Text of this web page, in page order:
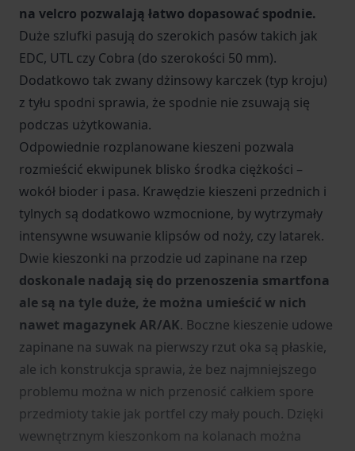
na velcro pozwalają łatwo dopasować spodnie.
Duże szlufki pasują do szerokich pasów takich jak
EDC, UTL czy Cobra (do szerokości 50 mm).
Dodatkowo tak zwany dżinsowy karczek (typ kroju)
z tyłu spodni sprawia, że spodnie nie zsuwają się
podczas użytkowania.
Odpowiednie rozplanowane kieszeni pozwala
rozmieścić ekwipunek blisko środka ciężkości –
wokół bioder i pasa. Krawędzie kieszeni przednich i
tylnych są dodatkowo wzmocnione, by wytrzymały
intensywne wsuwanie klipsów od noży, czy latarek.
Dwie kieszonki na przodzie ud zapinane na rzep
doskonale nadają się do przenoszenia smartfona
ale są na tyle duże, że można umieścić w nich
nawet magazynek AR/AK. Boczne kieszenie udowe
zapinane na suwak na pierwszy rzut oka są płaskie,
ale ich konstrukcja sprawia, że bez najmniejszego
problemu można w nich przenosić całkiem spore
przedmioty takie jak portfel czy mały pouch. Dzięki
wewnętrznym kieszonkom na kolanach można